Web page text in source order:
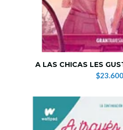
A LAS CHICAS LES
$23.600